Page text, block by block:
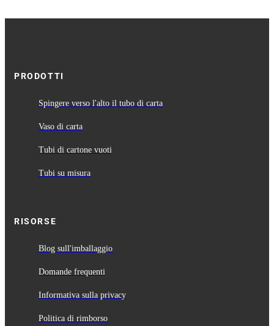
PRODOTTI
Spingere verso l'alto il tubo di carta
Vaso di carta
Tubi di cartone vuoti
Tubi su misura
RISORSE
Blog sull'imballaggio
Domande frequenti
Informativa sulla privacy
Politica di rimborso